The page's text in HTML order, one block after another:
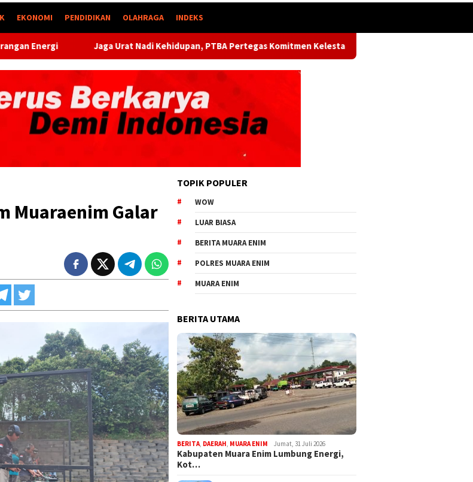
EKONOMI PENDIDIKAN OLAHRAGA INDEKS
Urat Nadi Kehidupan, PTBA Pertegas Komitmen Kelestarian Sungai dalam Konferensi Sungai Indonesia 2026
Muaraenim Galar
TOPIK POPULER
WOW
LUAR BIASA
BERITA MUARA ENIM
POLRES MUARA ENIM
MUARA ENIM
BERITA UTAMA
BERITA DAERAH MUARA ENIM Jumat, 31 Juli 2026
Kabupaten Muara Enim Lumbung Energi,
Kot…